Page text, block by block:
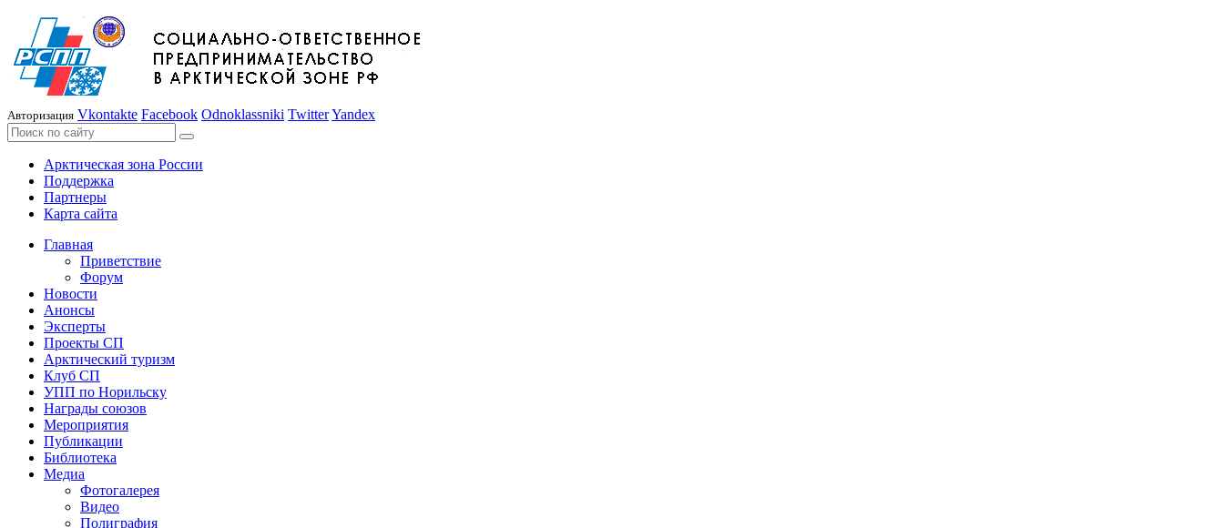
Авторизация Vkontakte Facebook Odnoklassniki TwitterYandex
Арктическая зона России
Поддержка
Партнеры
Карта сайта
Главная
Приветствие
Форум
Новости
Анонсы
Эксперты
Проекты СП
Арктический туризм
Клуб СП
УПП по Норильску
Награды союзов
Мероприятия
Публикации
Библиотека
Медиа
Фотогалерея
Видео
Полиграфия